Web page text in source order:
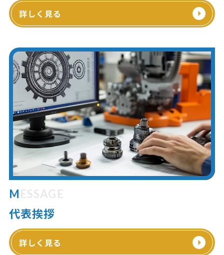
詳しく見る
代表挨拶
詳しく見る